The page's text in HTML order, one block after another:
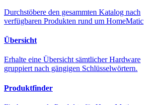
Durchstöbere den gesammten Katalog nach
verfügbaren Produkten rund um HomeMatic
Übersicht
Erhalte eine Übersicht sämtlicher Hardware
gruppiert nach gängigen Schlüsselwörtern.
Produktfinder